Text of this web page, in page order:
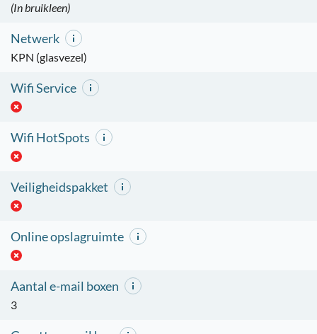
(In bruikleen)
Netwerk
KPN (glasvezel)
Wifi Service
Wifi HotSpots
Veiligheidspakket
Online opslagruimte
Aantal e-mail boxen
3